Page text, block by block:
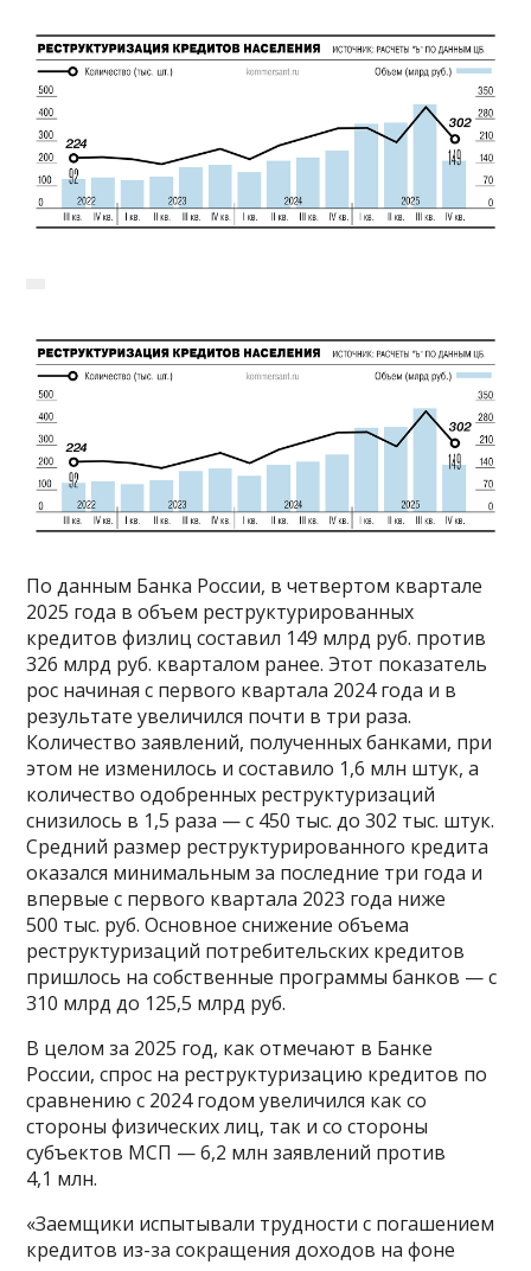
По данным Банка России, в четвертом квартале
2025 года в объем реструктурированных
кредитов физлиц составил 149 млрд руб. против
326 млрд руб. кварталом ранее. Этот показатель
рос начиная с первого квартала 2024 года и в
результате увеличился почти в три раза.
Количество заявлений, полученных банками, при
этом не изменилось и составило 1,6 млн штук, а
количество одобренных реструктуризаций
снизилось в 1,5 раза — с 450 тыс. до 302 тыс. штук.
Средний размер реструктурированного кредита
оказался минимальным за последние три года и
впервые с первого квартала 2023 года ниже
500 тыс. руб. Основное снижение объема
реструктуризаций потребительских кредитов
пришлось на собственные программы банков — с
310 млрд до 125,5 млрд руб.
В целом за 2025 год, как отмечают в Банке
России, спрос на реструктуризацию кредитов по
сравнению с 2024 годом увеличился как со
стороны физических лиц, так и со стороны
субъектов МСП — 6,2 млн заявлений против
4,1 млн.
«Заемщики испытывали трудности с погашением
кредитов из-за сокращения доходов на фоне